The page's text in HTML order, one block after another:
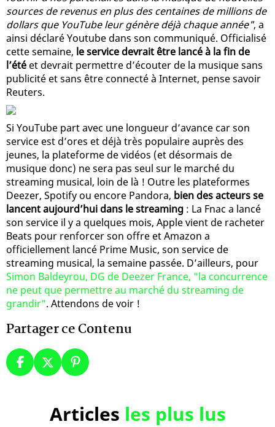
sources de revenus en plus des centaines de millions de
dollars que YouTube leur génère déjà chaque année", a
ainsi déclaré Youtube dans son communiqué. Officialisé
cette semaine, le service devrait être lancé à la fin de
l’été et devrait permettre d’écouter de la musique sans
publicité et sans être connecté à Internet, pense savoir
Reuters.
Si YouTube part avec une longueur d’avance car son
service est d’ores et déjà très populaire auprès des
jeunes, la plateforme de vidéos (et désormais de
musique donc) ne sera pas seul sur le marché du
streaming musical, loin de là ! Outre les plateformes
Deezer, Spotify ou encore Pandora, bien des acteurs se
lancent aujourd’hui dans le streaming : La Fnac a lancé
son service il y a quelques mois, Apple vient de racheter
Beats pour renforcer son offre et Amazon a
officiellement lancé Prime Music, son service de
streaming musical, la semaine passée. D’ailleurs, pour
Simon Baldeyrou, DG de Deezer France, "la concurrence
ne peut que permettre au marché du streaming de
grandir". Attendons de voir !
Partager ce Contenu
Articles les plus lus